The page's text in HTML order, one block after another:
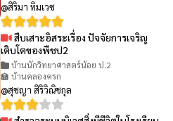
@สิริมา ทิมเวช
สืบเสาะอิสระเรื่อง ปัจจัยการเจริญ
เติบโตของพืชป2
บ้านนักวิทยาศาสตร์น้อย ป.2
🏫 บ้านคลองครก
@สุชญา สิริวิณิชกุล